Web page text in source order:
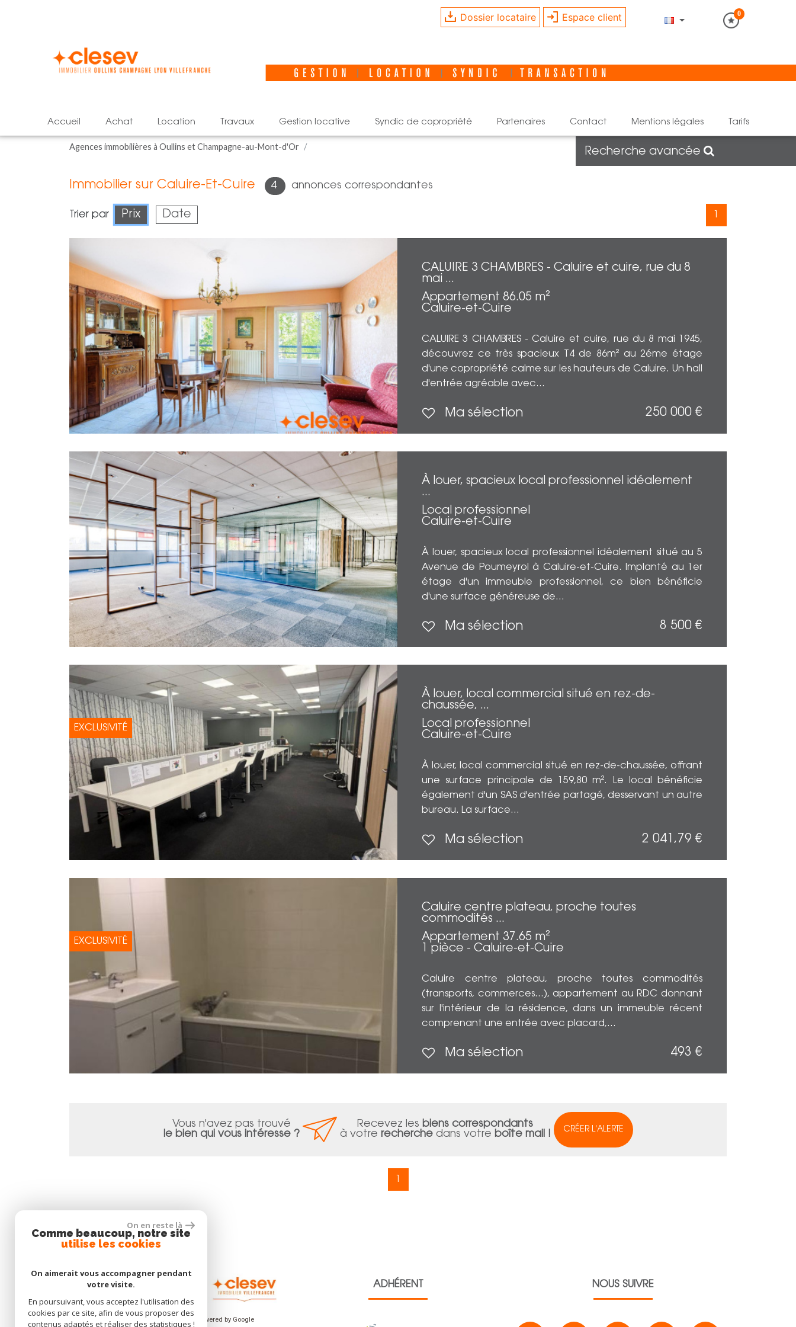
Dossier locataire Espace client 0
accueil achat location travaux gestion locative syndic de copropriété partenaires contact mentions légales tarifs
Agences immobilières à Oullins et Champagne-au-Mont-d'Or Recherche avancée
Immobilier sur Caluire-Et-Cuire 4 annonces correspondantes
Trier par Prix Date
CALUIRE 3 CHAMBRES - Caluire et cuire, rue du 8
mai ...
Appartement 86.05 m²
Caluire-et-Cuire
CALUIRE 3 CHAMBRES - Caluire et cuire, rue du 8 mai 1945,
découvrez ce très spacieux T4 de 86m² au 2éme étage
d'une copropriété calme sur les hauteurs de Caluire. Un hall
d'entrée agréable avec...
Ma sélection 250 000 €
À louer, spacieux local professionnel idéalement
...
Local professionnel
Caluire-et-Cuire
À louer, spacieux local professionnel idéalement situé au 5
Avenue de Poumeyrol à Caluire-et-Cuire. Implanté au 1er
étage d'un immeuble professionnel, ce bien bénéficie
d'une surface généreuse de...
Ma sélection 8 500 €
EXCLUSIVITÉ
À louer, local commercial situé en rez-de-
chaussée, ...
Local professionnel
Caluire-et-Cuire
À louer, local commercial situé en rez-de-chaussée, offrant
une surface principale de 159,80 m². Le local bénéficie
également d'un SAS d'entrée partagé, desservant un autre
bureau. La surface...
Ma sélection 2 041,79 €
EXCLUSIVITÉ
Caluire centre plateau, proche toutes
commodités ...
Appartement 37.65 m²
1 pièce - Caluire-et-Cuire
Caluire centre plateau, proche toutes commodités
(transports, commerces...), appartement au RDC donnant
sur l'intérieur de la résidence, dans un immeuble récent
comprenant une entrée avec placard,...
Ma sélection 493 €
Vous n'avez pas trouvé
le bien qui vous intéresse ?
Recevez les biens correspondants
à votre recherchedans votre boîte mail ! CRÉER L'ALERTE
© 2026 | Tous droits réservés - Traduction powered by Google
NOUS SUIVRE
ADHÉRENT
On en reste là
Comme beaucoup, notre site
utilise les cookies
On aimerait vous accompagner pendant
votre visite.
En poursuivant, vous acceptez l'utilisation des
cookies par ce site, afin de vous proposer des
contenus adaptés et réaliser des statistiques !